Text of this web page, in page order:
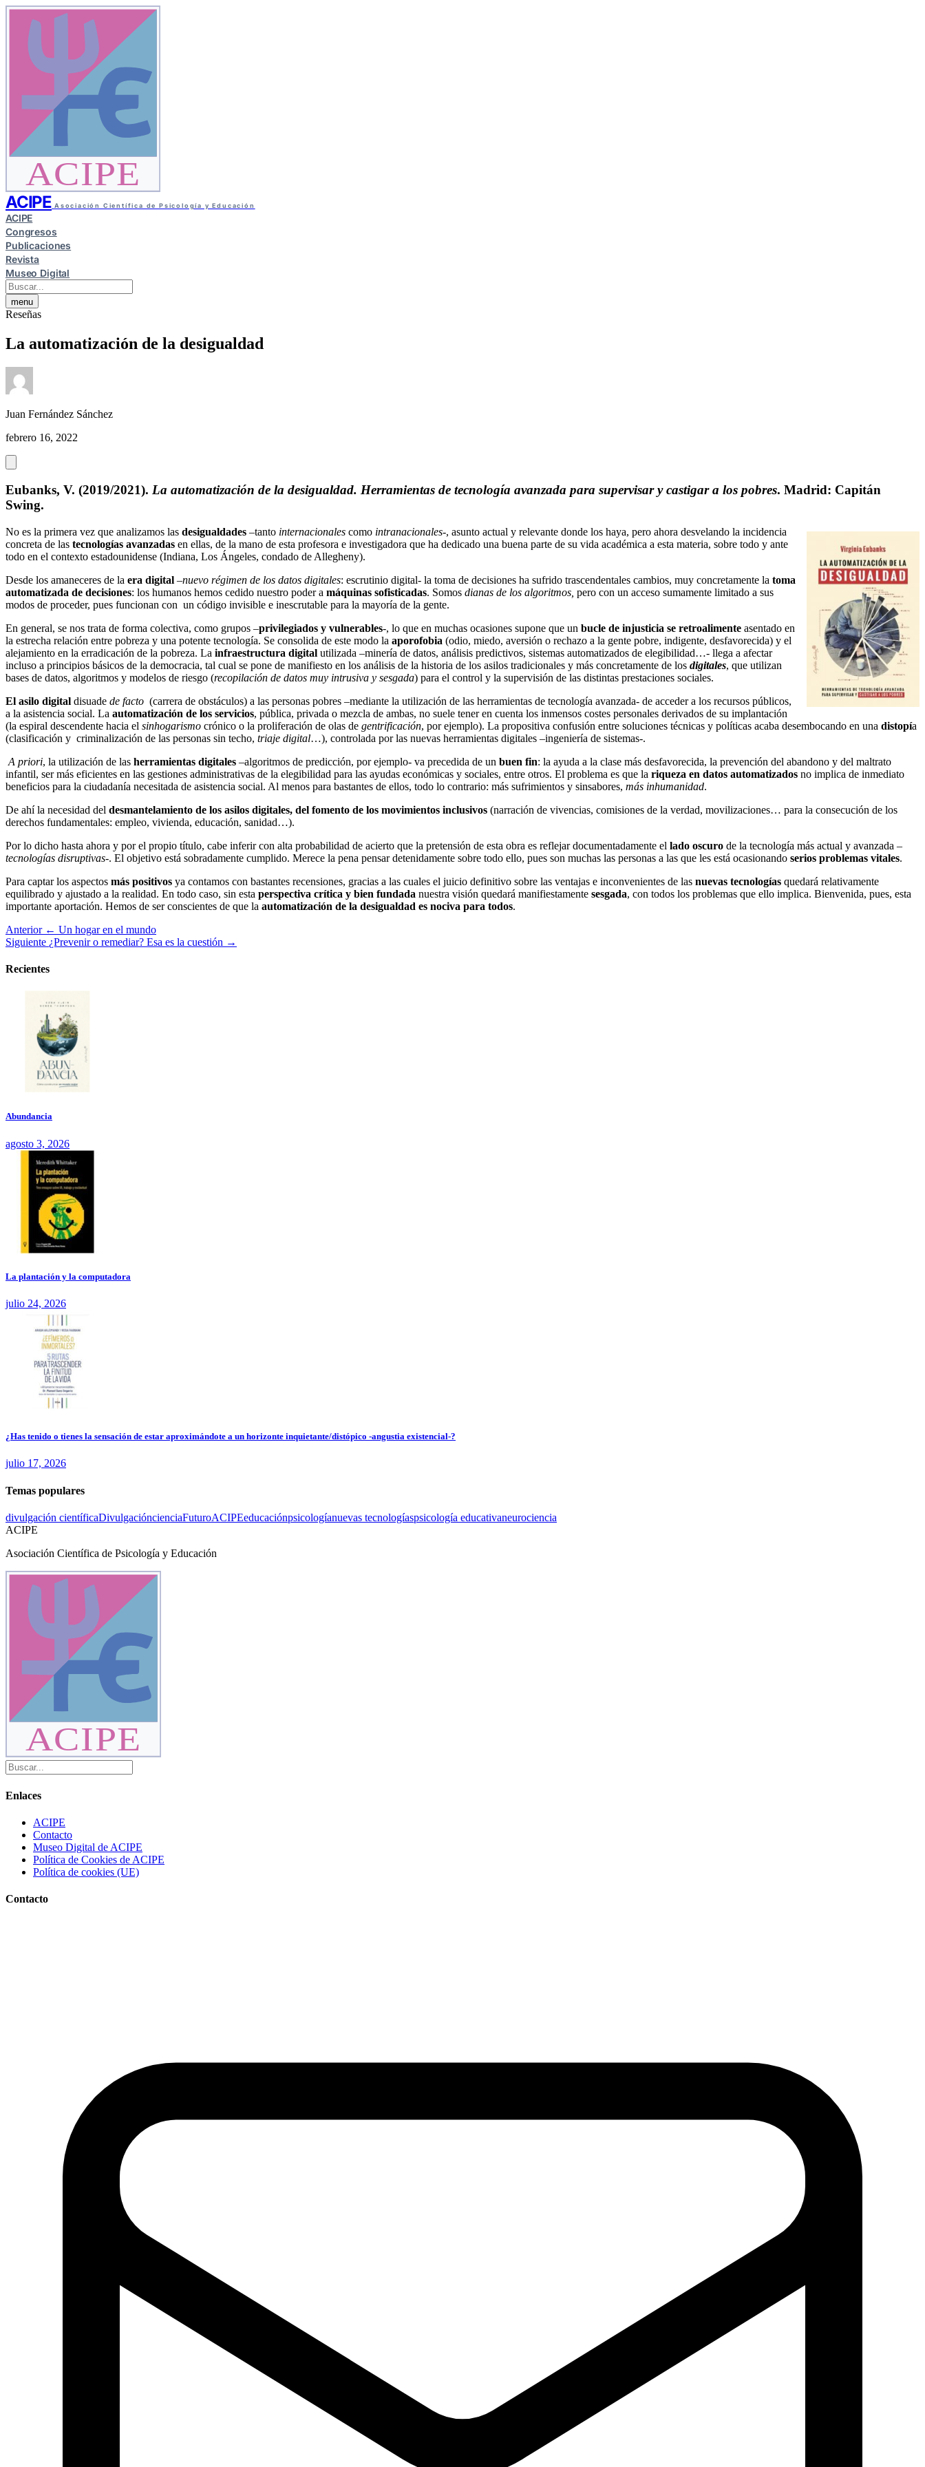
ACIPE
ACIPE Asociación Científica de Psicología y Educación
ACIPE
Congresos
Publicaciones
Revista
Museo Digital
menu
Reseñas
La automatización de la desigualdad
Juan Fernández Sánchez
febrero 16, 2022
Eubanks, V. (2019/2021). La automatización de la desigualdad. Herramientas de tecnología avanzada para supervisar y castigar a los pobres. Madrid: Capitán
Swing.
No es la primera vez que analizamos las desigualdades –tanto internacionales como intranacionales-, asunto actual y relevante donde los haya, pero ahora desvelando la incidencia
concreta de las tecnologías avanzadas en ellas, de la mano de esta profesora e investigadora que ha dedicado una buena parte de su vida académica a esta materia, sobre todo y ante
todo en el contexto estadounidense (Indiana, Los Ángeles, condado de Allegheny).
Desde los amaneceres de la era digital –nuevo régimen de los datos digitales: escrutinio digital- la toma de decisiones ha sufrido trascendentales cambios, muy concretamente la toma
automatizada de decisiones: los humanos hemos cedido nuestro poder a máquinas sofisticadas. Somos dianas de los algoritmos, pero con un acceso sumamente limitado a sus
modos de proceder, pues funcionan con un código invisible e inescrutable para la mayoría de la gente.
En general, se nos trata de forma colectiva, como grupos –privilegiados y vulnerables-, lo que en muchas ocasiones supone que un bucle de injusticia se retroalimente asentado en
la estrecha relación entre pobreza y una potente tecnología. Se consolida de este modo la aporofobia (odio, miedo, aversión o rechazo a la gente pobre, indigente, desfavorecida) y el
alejamiento en la erradicación de la pobreza. La infraestructura digital utilizada –minería de datos, análisis predictivos, sistemas automatizados de elegibilidad…- llega a afectar
incluso a principios básicos de la democracia, tal cual se pone de manifiesto en los análisis de la historia de los asilos tradicionales y más concretamente de los digitales, que utilizan
bases de datos, algoritmos y modelos de riesgo (recopilación de datos muy intrusiva y sesgada) para el control y la supervisión de las distintas prestaciones sociales.
El asilo digital disuade de facto (carrera de obstáculos) a las personas pobres –mediante la utilización de las herramientas de tecnología avanzada- de acceder a los recursos públicos,
a la asistencia social. La automatización de los servicios, pública, privada o mezcla de ambas, no suele tener en cuenta los inmensos costes personales derivados de su implantación
(la espiral descendente hacia el sinhogarismo crónico o la proliferación de olas de gentrificación, por ejemplo). La propositiva confusión entre soluciones técnicas y políticas acaba desembocando en una distopía
(clasificación y criminalización de las personas sin techo, triaje digital…), controlada por las nuevas herramientas digitales –ingeniería de sistemas-.
A priori, la utilización de las herramientas digitales –algoritmos de predicción, por ejemplo- va precedida de un buen fin: la ayuda a la clase más desfavorecida, la prevención del abandono y del maltrato
infantil, ser más eficientes en las gestiones administrativas de la elegibilidad para las ayudas económicas y sociales, entre otros. El problema es que la riqueza en datos automatizados no implica de inmediato
beneficios para la ciudadanía necesitada de asistencia social. Al menos para bastantes de ellos, todo lo contrario: más sufrimientos y sinsabores, más inhumanidad.
De ahí la necesidad del desmantelamiento de los asilos digitales, del fomento de los movimientos inclusivos (narración de vivencias, comisiones de la verdad, movilizaciones… para la consecución de los
derechos fundamentales: empleo, vivienda, educación, sanidad…).
Por lo dicho hasta ahora y por el propio título, cabe inferir con alta probabilidad de acierto que la pretensión de esta obra es reflejar documentadamente el lado oscuro de la tecnología más actual y avanzada –
tecnologías disruptivas-. El objetivo está sobradamente cumplido. Merece la pena pensar detenidamente sobre todo ello, pues son muchas las personas a las que les está ocasionando serios problemas vitales.
Para captar los aspectos más positivos ya contamos con bastantes recensiones, gracias a las cuales el juicio definitivo sobre las ventajas e inconvenientes de las nuevas tecnologías quedará relativamente
equilibrado y ajustado a la realidad. En todo caso, sin esta perspectiva crítica y bien fundada nuestra visión quedará manifiestamente sesgada, con todos los problemas que ello implica. Bienvenida, pues, esta
importante aportación. Hemos de ser conscientes de que la automatización de la desigualdad es nociva para todos.
Anterior ← Un hogar en el mundo
Siguiente ¿Prevenir o remediar? Esa es la cuestión →
Recientes
Abundancia
agosto 3, 2026
La plantación y la computadora
julio 24, 2026
¿Has tenido o tienes la sensación de estar aproximándote a un horizonte inquietante/distópico -angustia existencial-?
julio 17, 2026
Temas populares
divulgación científicaDivulgacióncienciaFuturoACIPEeducaciónpsicologíanuevas tecnologíaspsicología educativaneurociencia
ACIPE
Asociación Científica de Psicología y Educación
ACIPE
Enlaces
ACIPE
Contacto
Museo Digital de ACIPE
Política de Cookies de ACIPE
Política de cookies (UE)
Contacto